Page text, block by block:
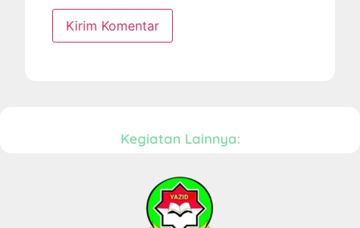
Kegiatan Lainnya: